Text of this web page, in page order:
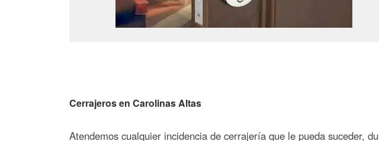
Cerrajeros en Carolinas Altas
Atendemos cualquier incidencia de cerrajería que le pueda suceder,